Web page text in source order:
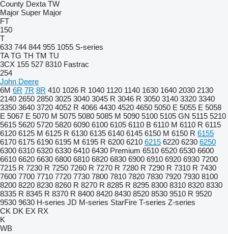
County Dexta TW
Major Super Major
FT
150
T
633 744 844 955 1055 S-series
TA TG TH TM TU
3CX 155 527 8310 Fastrac
254
John Deere
6M 6R 7R 8R 410 1026 R 1040 1120 1140 1630 1640 2030 2130
2140 2650 2850 3025 3040 3045 R 3046 R 3050 3140 3320 3340
3350 3640 3720 4052 R 4066 4430 4520 4650 5050 E 5055 E 5058
E 5067 E 5070 M 5075 5080 5085 M 5090 5100 5105 GN 5115 5210
5615 5620 5720 5820 6090 6100 6105 6110 B 6110 M 6110 R 6115
6120 6125 M 6125 R 6130 6135 6140 6145 6150 M 6150 R 6155
6170 6175 6190 6195 M 6195 R 6200 6210 6215 6220 6230 6250
6300 6310 6320 6330 6410 6430 Premium 6510 6520 6530 6600
6610 6620 6630 6800 6810 6820 6830 6900 6910 6920 6930 7200
7215 R 7230 R 7250 7260 R 7270 R 7280 R 7290 R 7310 R 7430
7600 7700 7710 7720 7730 7800 7810 7820 7830 7920 7930 8100
8200 8220 8230 8260 R 8270 R 8285 R 8295 8300 8310 8320 8330
8335 R 8345 R 8370 R 8400 8420 8430 8520 8530 9510 R 9520
9530 9630 H-series JD M-series StarFire T-series Z-series
CK DK EX RX
K
WB